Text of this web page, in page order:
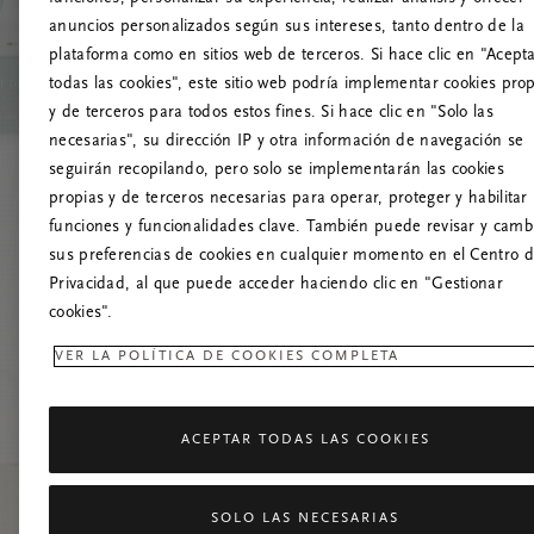
anuncios personalizados según sus intereses, tanto dentro de la
plataforma como en sitios web de terceros. Si hace clic en
todas las cookies", este sitio web podría implementar cookies
y de terceros para todos estos fines. Si hace clic en "Solo las
necesarias", su dirección IP y otra información de navegación se
seguirán recopilando, pero solo se implementarán las cookies
propias y de terceros necesarias para operar, proteger y habilitar
funciones y funcionalidades clave. También puede revisar y
sus preferencias de cookies en cualquier momento en el Centro
Privacidad, al que puede acceder haciendo clic en "Gestionar
cookies".
VER LA POLÍTICA DE COOKIES COMPLETA
ACEPTAR TODAS LAS COOKIES
SOLO LAS NECESARIAS
Prueba a